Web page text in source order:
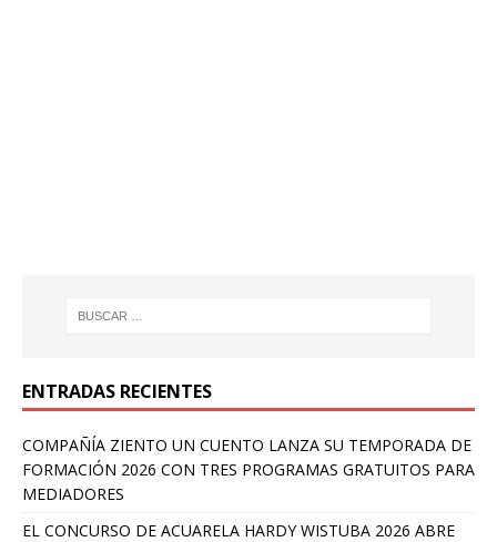
ENTRADAS RECIENTES
COMPAÑÍA ZIENTO UN CUENTO LANZA SU TEMPORADA DE
FORMACIÓN 2026 CON TRES PROGRAMAS GRATUITOS PARA
MEDIADORES
EL CONCURSO DE ACUARELA HARDY WISTUBA 2026 ABRE